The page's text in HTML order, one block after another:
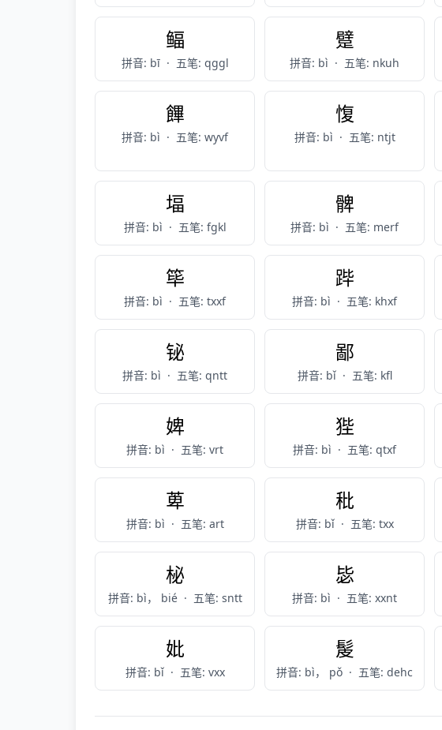
鲾
拼音: bī · 五笔: qggl
躄
拼音: bì · 五笔: nkuh
饆
拼音: bì · 五笔: wyvf
愎
拼音: bì · 五笔: ntjt
堛
拼音: bì · 五笔: fgkl
髀
拼音: bì · 五笔: merf
筚
拼音: bì · 五笔: txxf
跸
拼音: bì · 五笔: khxf
铋
拼音: bì · 五笔: qntt
鄙
拼音: bǐ · 五笔: kfl
婢
拼音: bì · 五笔: vrt
狴
拼音: bì · 五笔: qtxf
萆
拼音: bì · 五笔: art
秕
拼音: bǐ · 五笔: txx
柲
拼音: bì， bié · 五笔: sntt
毖
拼音: bì · 五笔: xxnt
妣
拼音: bǐ · 五笔: vxx
髲
拼音: bì， pǒ · 五笔: dehc